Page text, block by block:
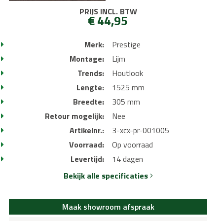
Merk:
Prestige
Montage:
Lijm
Trends:
Houtlook
Lengte:
1525 mm
Breedte:
305 mm
Retour mogelijk:
Nee
Artikelnr.:
3-xcx-pr-001005
Voorraad:
Op voorraad
Levertijd:
14 dagen
Bekijk alle specificaties
Maak showroom afspraak
PRIJS INCL. BTW
€ 44,95